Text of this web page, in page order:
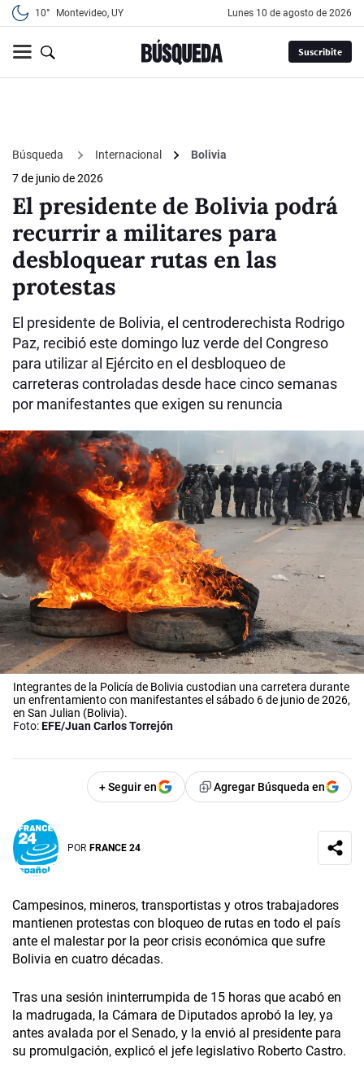
10° Montevideo, UY lunes 10 de agosto de 2026
Suscribite
Búsqueda Internacional
Bolivia
7 de junio de 2026
El presidente de Bolivia podrá
recurrir a militares para
desbloquear rutas en las
protestas
El presidente de Bolivia, el centroderechista Rodrigo
Paz, recibió este domingo luz verde del Congreso
para utilizar al Ejército en el desbloqueo de
carreteras controladas desde hace cinco semanas
por manifestantes que exigen su renuncia
Integrantes de la Policía de Bolivia custodian una carretera durante
un enfrentamiento con manifestantes el sábado 6 de junio de 2026,
en San Julian (Bolivia).
Foto:EFE/Juan Carlos Torrejón
+ Seguir en Agregar Búsqueda en
POR FRANCE 24
Campesinos, mineros, transportistas y otros trabajadores
mantienen protestas con bloqueo de rutas en todo el país
ante el malestar por la peor crisis económica que sufre
Bolivia en cuatro décadas.
Tras una sesión ininterrumpida de 15 horas que acabó en
la madrugada, la Cámara de Diputados aprobó la ley, ya
antes avalada por el Senado, y la envió al presidente para
su promulgación, explicó el jefe legislativo Roberto Castro.